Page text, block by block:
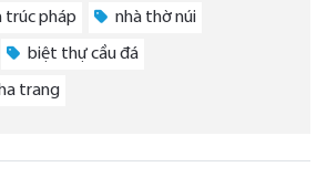
trúc pháp nhà thờ núi
biệt thự cầu đá
trang